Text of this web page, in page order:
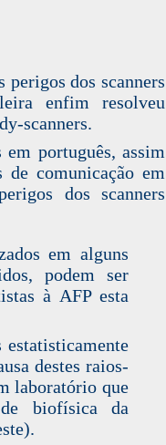
perigos dos scanners
enfim resolveu
scanners.
em português, assim
comunicação em
dos scanners
em alguns
podem ser
à AFP esta
destes raios-
laboratório que
biofísica da